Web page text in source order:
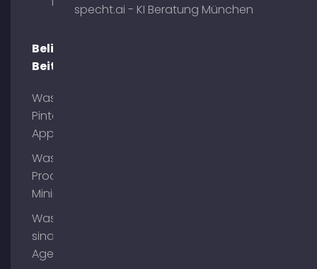
Beliebte
Beiträge
Was ist
Pinterest
App?
Was ist
Process
Mining?
Was
sind AI
Agents?
specht.ai - KI Beratung München